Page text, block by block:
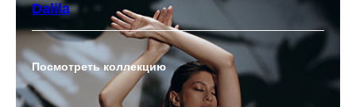
Dalila
Посмотреть коллекцию